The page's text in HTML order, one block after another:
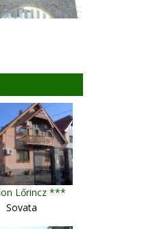
Lőrincz ***
Sovata